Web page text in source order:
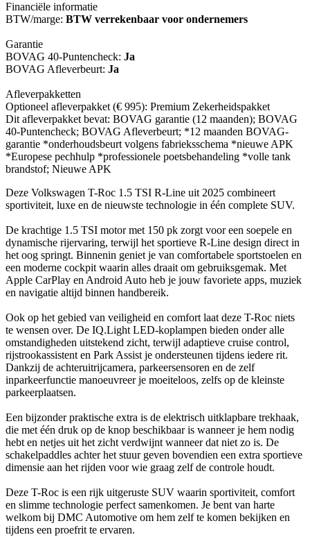
Financiële informatie
BTW/marge: BTW verrekenbaar voor ondernemers
Garantie
BOVAG 40-Puntencheck: Ja
BOVAG Afleverbeurt: Ja
Afleverpakketten
Optioneel afleverpakket (€ 995): Premium Zekerheidspakket
Dit afleverpakket bevat: BOVAG garantie (12 maanden); BOVAG
40-Puntencheck; BOVAG Afleverbeurt; *12 maanden BOVAG-
garantie *onderhoudsbeurt volgens fabrieksschema *nieuwe APK
*Europese pechhulp *professionele poetsbehandeling *volle tank
brandstof; Nieuwe APK
Deze Volkswagen T-Roc 1.5 TSI R-Line uit 2025 combineert
sportiviteit, luxe en de nieuwste technologie in één complete SUV.
De krachtige 1.5 TSI motor met 150 pk zorgt voor een soepele en
dynamische rijervaring, terwijl het sportieve R-Line design direct in
het oog springt. Binnenin geniet je van comfortabele sportstoelen en
een moderne cockpit waarin alles draait om gebruiksgemak. Met
Apple CarPlay en Android Auto heb je jouw favoriete apps, muziek
en navigatie altijd binnen handbereik.
Ook op het gebied van veiligheid en comfort laat deze T-Roc niets
te wensen over. De IQ.Light LED-koplampen bieden onder alle
omstandigheden uitstekend zicht, terwijl adaptieve cruise control,
rijstrookassistent en Park Assist je ondersteunen tijdens iedere rit.
Dankzij de achteruitrijcamera, parkeersensoren en de zelf
inparkeerfunctie manoeuvreer je moeiteloos, zelfs op de kleinste
parkeerplaatsen.
Een bijzonder praktische extra is de elektrisch uitklapbare trekhaak,
die met één druk op de knop beschikbaar is wanneer je hem nodig
hebt en netjes uit het zicht verdwijnt wanneer dat niet zo is. De
schakelpaddles achter het stuur geven bovendien een extra sportieve
dimensie aan het rijden voor wie graag zelf de controle houdt.
Deze T-Roc is een rijk uitgeruste SUV waarin sportiviteit, comfort
en slimme technologie perfect samenkomen. Je bent van harte
welkom bij DMC Automotive om hem zelf te komen bekijken en
tijdens een proefrit te ervaren.